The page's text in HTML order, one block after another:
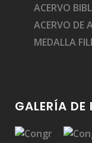
ACERVO
ACERVO DE
MEDALLA
GALERÍA DE